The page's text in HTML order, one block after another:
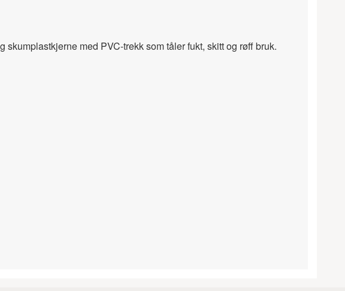
med PVC-trekk som tåler fukt, skitt og røff bruk.